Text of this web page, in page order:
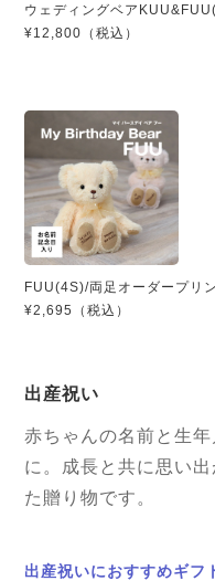
ウェディングベア
¥12,800（税込）
FUU(4S)/両足オーダープリ
¥2,695（税込）
出産祝い
赤ちゃんの名前と生
に。成長と共に思い
た贈り物です。
出産祝いにおすすめギフ